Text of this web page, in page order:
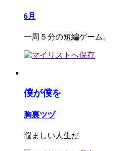
6月
一周５分の短編ゲーム。
僕が僕を
胸裏ツヅ
悩ましい人生だ